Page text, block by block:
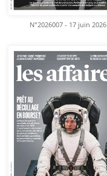
N°2026007 - 17 juin 2026